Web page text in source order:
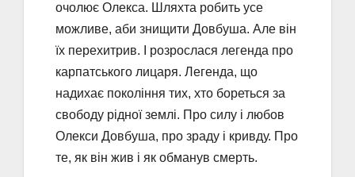
очолює Олекса. Шляхта робить усе
можливе, аби знищити Довбуша. Але він
їх перехитрив. І розрослася легенда про
карпатського лицаря. Легенда, що
надихає покоління тих, хто бореться за
свободу рідної землі. Про силу і любов
Олекси Довбуша, про зраду і кривду. Про
те, як він жив і як обманув смерть.